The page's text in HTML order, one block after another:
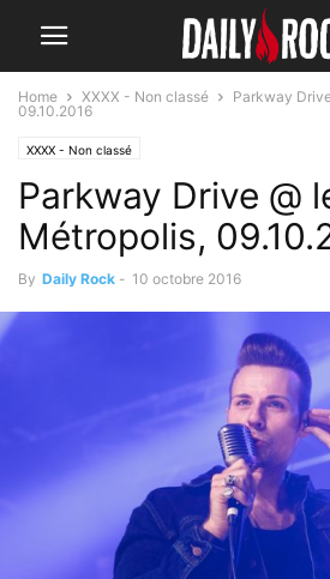
Home XXXX - Non classé
Parkway
09.10.2016
XXXX - Non classé
Parkway Drive @
Métropolis,
By Daily Rock - 10 octobre 2016